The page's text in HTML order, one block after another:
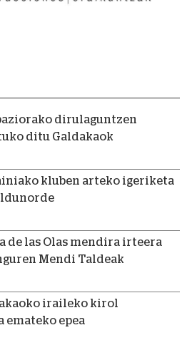
dirulaguntzen
ditu Galdakaok
kluben arteko igeriketa
de las Olas mendira irteera
Mendi Taldeak
iraileko kirol
emateko epea